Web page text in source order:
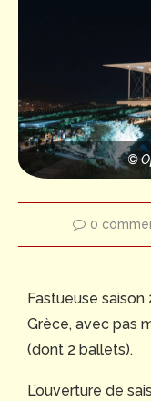
©
0
Fastueuse saison
Grèce, avec pas
(dont 2 ballets).
L’ouverture de